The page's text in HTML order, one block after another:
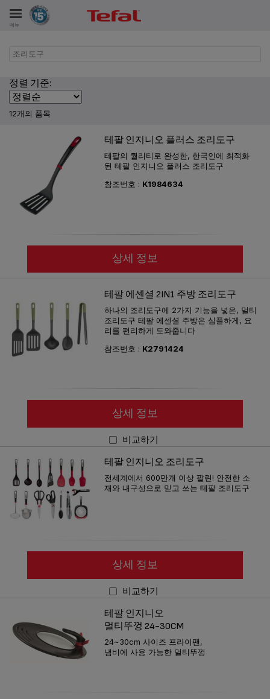
메뉴
조리도구
정렬 기준:
12개의 품목
테팔 인지니오 플러스 조리도구
테팔의 퀄리티로 완성한, 한국인에 최적화
된 테팔 인지니오 플러스 조리도구
참조번호 : K1984634
상세 정보
테팔 에센셜 2IN1 주방 조리도구
하나의 조리도구에 2가지 기능을 넣은, 멀티
조리도구 테팔 에센셜 주방은 심플하게, 요
리를 편리하게 도와줍니다
참조번호 : K2791424
상세 정보
비교하기
테팔 인지니오 조리도구
전세계에서 600만개 이상 팔린! 안전한 소
재와 내구성으로 믿고 쓰는 테팔 조리도구
상세 정보
비교하기
테팔 인지니오
멀티뚜껑 24-30CM
24~30cm 사이즈 프라이팬,
냄비에 사용 가능한 멀티뚜껑